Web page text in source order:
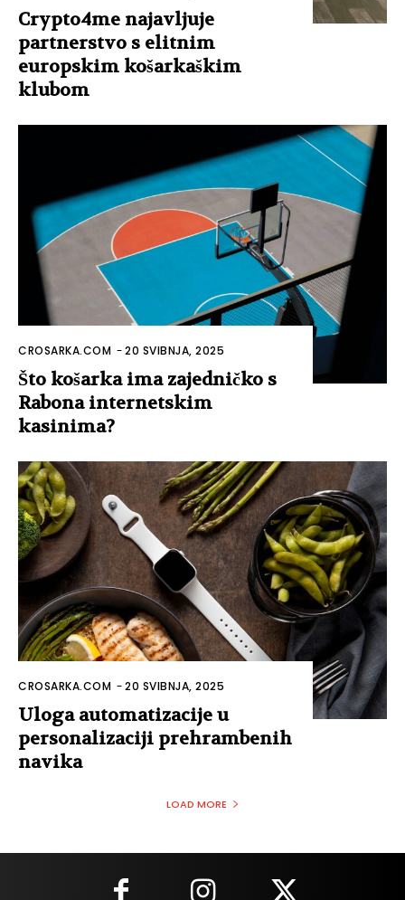
Crypto4me najavljuje
partnerstvo s elitnim
europskim košarkaškim
klubom
CROSARKA.COM -20 SVIBNJA, 2025
Što košarka ima zajedničko s
Rabona internetskim
kasinima?
CROSARKA.COM -20 SVIBNJA, 2025
Uloga automatizacije u
personalizaciji prehrambenih
navika
LOAD MORE